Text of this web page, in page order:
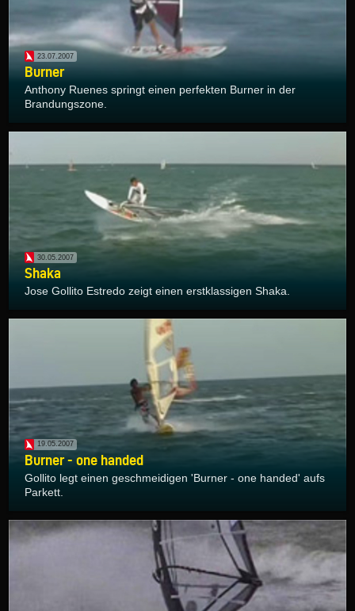
23.07.2007
Burner
Anthony Ruenes springt einen perfekten Burner in der
Brandungszone.
30.05.2007
Shaka
Jose Gollito Estredo zeigt einen erstklassigen Shaka.
19.05.2007
Burner - one handed
Gollito legt einen geschmeidigen 'Burner - one handed' aufs
Parkett.